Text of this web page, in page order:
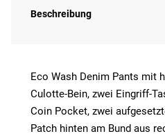
Beschreibung
Eco Wash Denim Pants mit
Culotte-Bein, zwei Eingriff-
Coin Pocket, zwei
Patch hinten am Bund aus